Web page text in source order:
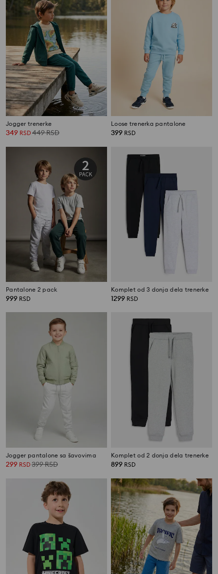
Jogger trenerke
349 RSD 449RSD
Loose trenerka pantalone
399 RSD
Pantalone 2 pack
999 RSD
Komplet od 3 donja dela trenerke
1299 RSD
Jogger pantalone sa šavovima
299 RSD 399RSD
Komplet od 2 donja dela trenerke
899 RSD